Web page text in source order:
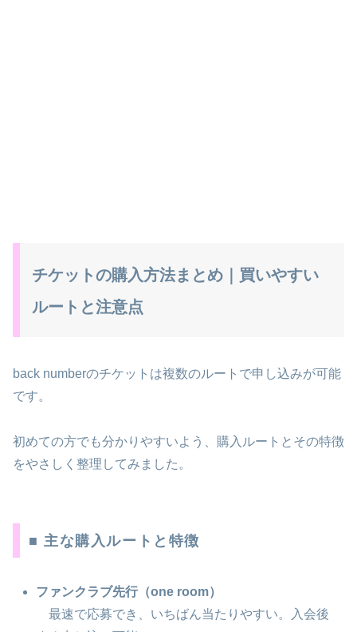
チケットの購入方法まとめ｜買いやすい
ルートと注意点
back numberのチケットは複数のルートで申し込みが可能
です。
初めての方でも分かりやすいよう、購入ルートとその特徴
をやさしく整理してみました。
■ 主な購入ルートと特徴
ファンクラブ先行（one room）
最速で応募でき、いちばん当たりやすい。入会後